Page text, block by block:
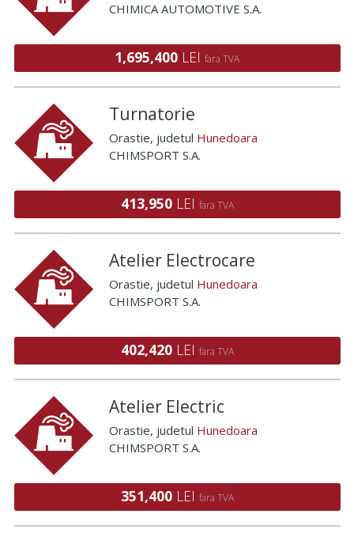
CHIMICA AUTOMOTIVE S.A.
1,695,400 LEI fara TVA
Turnatorie
Orastie, judetul Hunedoara
CHIMSPORT S.A.
413,950 LEI fara TVA
Atelier Electrocare
Orastie, judetul Hunedoara
CHIMSPORT S.A.
402,420 LEI fara TVA
Atelier Electric
Orastie, judetul Hunedoara
CHIMSPORT S.A.
351,400 LEI fara TVA